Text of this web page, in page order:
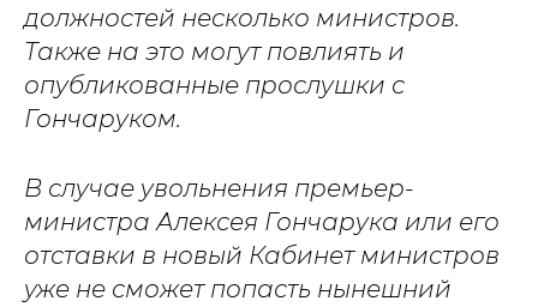
должностей несколько министров.
Также на это могут повлиять и
опубликованные прослушки с
Гончаруком.
В случае увольнения премьер-
министра Алексея Гончарука или его
отставки в новый Кабинет министров
уже не сможет попасть нынешний